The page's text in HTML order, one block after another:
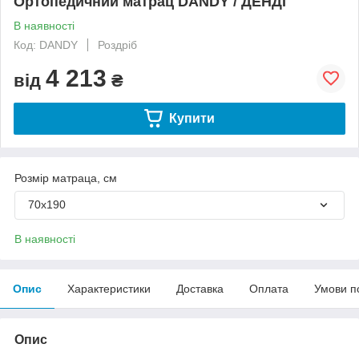
В наявності
Код: DANDY
Роздріб
від 4 213 ₴
Купити
Розмір матраца, см
70х190
В наявності
Опис Характеристики Доставка Оплата Умови
Опис